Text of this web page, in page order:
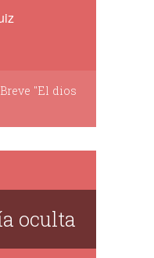
"El dios
oculta